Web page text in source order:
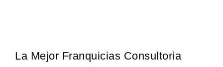
La Mejor Franquicias Consultoria